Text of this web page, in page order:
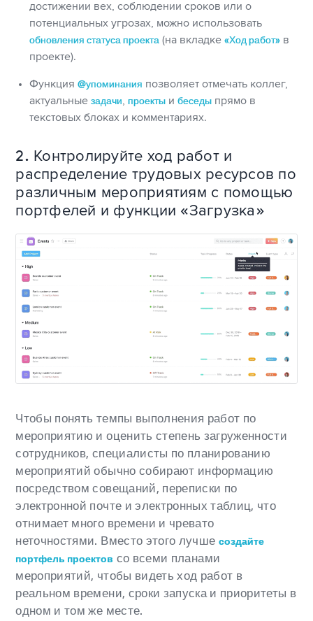
достижении вех, соблюдении сроков или о
потенциальных угрозах, можно использовать
обновления статуса проекта (на вкладке«Ход работ» в
проекте).
Функция@упоминания позволяет отмечать коллег,
актуальныезадачи ,проекты ибеседы прямо в
текстовых блоках и комментариях.
2. Контролируйте ход работ и
распределение трудовых ресурсов по
различным мероприятиям с помощью
портфелей и функции «Загрузка»
Чтобы понять темпы выполнения работ по
мероприятию и оценить степень загруженности
сотрудников, специалисты по планированию
мероприятий обычно собирают информацию
посредством совещаний, переписки по
электронной почте и электронных таблиц, что
отнимает много времени и чревато
неточностями. Вместо этого лучше создайте
портфель проектов со всеми планами
мероприятий, чтобы видеть ход работ в
реальном времени, сроки запуска и приоритеты в
одном и том же месте.